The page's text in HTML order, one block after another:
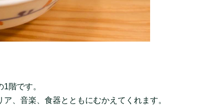
階です。
、音楽、食器とともにむかえてくれます。